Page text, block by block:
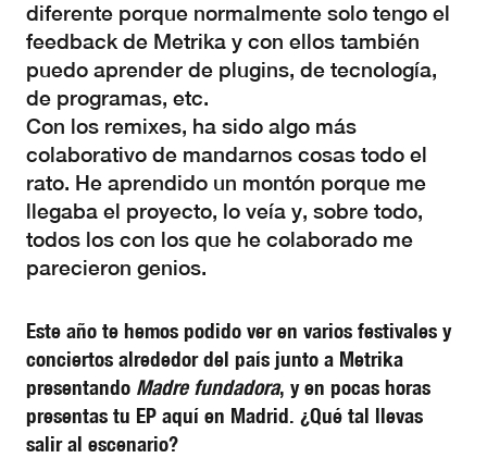
diferente porque normalmente solo tengo el
feedback de Metrika y con ellos también
puedo aprender de plugins, de tecnología,
de programas, etc.
Con los remixes, ha sido algo más
colaborativo de mandarnos cosas todo el
rato. He aprendido un montón porque me
llegaba el proyecto, lo veía y, sobre todo,
todos los con los que he colaborado me
parecieron genios.
Este año te hemos podido ver en varios festivales y
conciertos alrededor del país junto a Metrika
presentando Madre fundadora, y en pocas horas
presentas tu EP aquí en Madrid. ¿Qué tal llevas
salir al escenario?